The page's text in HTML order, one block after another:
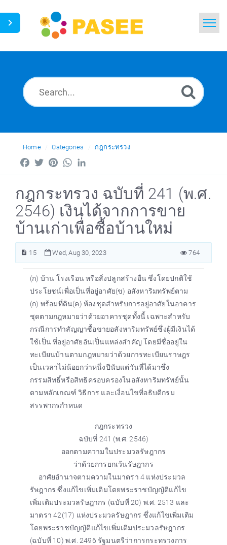
News
Ask a Question
Home Categories กฎกระทรวง
FacebookTwitterPinterestWhatsApp
กฎกระทรวง ฉบับที่ 241 (พ.ศ.
2546) เงินได้จากการขาย
บ้านเก่าเพื่อซื้อบ้านใหม่
15 Wed, Aug 30, 2023 764
(ก) บ้าน โรงเรือน หรือสิ่งปลูกสร้างอื่น ซึ่งโดยปกติใช้
ประโยชน์เพื่อเป็นที่อยู่อาศัย(ข) อสังหาริมทรัพย์ตาม
(ก) พร้อมที่ดิน(ค) ห้องชุดสำหรับการอยู่อาศัยในอาคาร
ชุดตามกฎหมายว่าด้วยอาคารชุดทั้งนี้ เฉพาะสำหรับ
กรณีการทำสัญญาซื้อขายอสังหาริมทรัพย์ซึ่งผู้มีเงินได้
ใช้เป็น ที่อยู่อาศัยอันเป็นแหล่งสำคัญ โดยมีชื่ออยู่ใน
ทะเบียนบ้านตามกฎหมายว่าด้วยการทะเบียนราษฎร
เป็นเวลาไม่น้อยกว่าหนึ่งปีนับแต่วันที่ได้มาซึ่ง
กรรมสิทธิ์หรือสิทธิครอบครองในอสังหาริมทรัพย์นั้น
ตามหลักเกณฑ์ วิธีการ และเงื่อนไขที่อธิบดีกรม
สรรพากรกำหนด
กฎกระทรวง
ฉบับที่ 241 (พ.ศ. 2546)
ออกตามความในประมวลรัษฎากร
ว่าด้วยการยกเว้นรัษฎากร
อาศัยอำนาจตามความในมาตรา 4 แห่งประมวล
รัษฎากร ซึ่งแก้ไขเพิ่มเติมโดยพระราชบัญญัติแก้ไข
เพิ่มเติมประมวลรัษฎากร (ฉบับที่ 20) พ.ศ. 2513 และ
มาตรา 42(17) แห่งประมวลรัษฎากร ซึ่งแก้ไขเพิ่มเติม
โดยพระราชบัญญัติแก้ไขเพิ่มเติมประมวลรัษฎากร
(ฉบับที่ 10) พ.ศ. 2496 รัฐมนตรีว่าการกระทรวงการ